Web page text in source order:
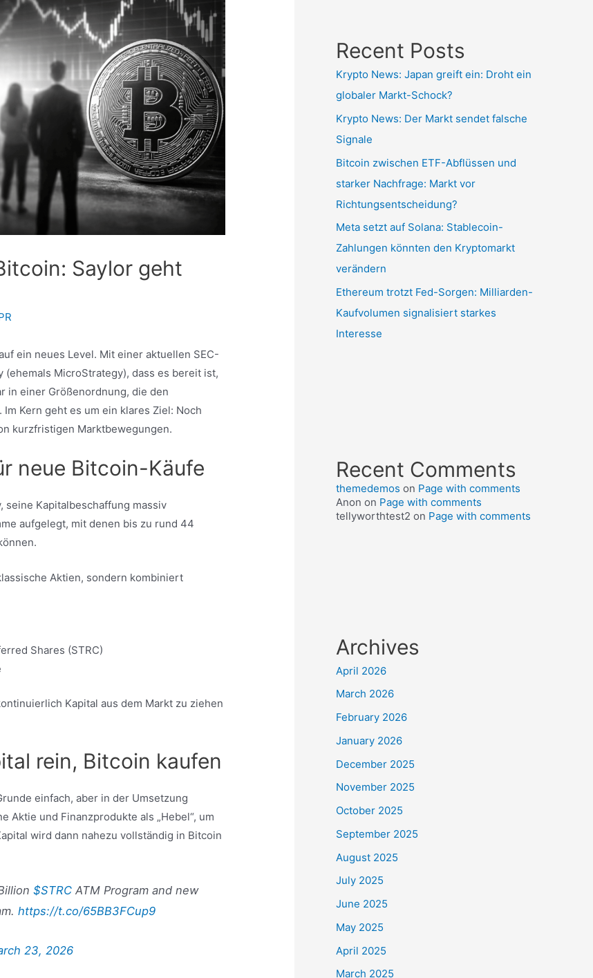
Saylor geht
ein neues Level. Mit einer aktuellen SEC-
MicroStrategy), dass es bereit ist,
in einer Größenordnung, die den
Kern geht es um ein klares Ziel: Noch
kurzfristigen Marktbewegungen.
neue Bitcoin-Käufe
seine Kapitalbeschaffung massiv
aufgelegt, mit denen bis zu rund 44
Aktien, sondern kombiniert
Shares (STRC)
Kapital aus dem Markt zu ziehen
rein, Bitcoin kaufen
einfach, aber in der Umsetzung
Aktie und Finanzprodukte als „Hebel“, um
wird dann nahezu vollständig in Bitcoin
$STRC ATM Program and new
https://t.co/65BB3FCup9
23, 2026
Recent Posts
Krypto News: Japan greift ein: Droht ein
globaler Markt-Schock?
Krypto News: Der Markt sendet falsche
Signale
Bitcoin zwischen ETF-Abflüssen und
starker Nachfrage: Markt vor
Richtungsentscheidung?
Meta setzt auf Solana: Stablecoin-
Zahlungen könnten den Kryptomarkt
verändern
Ethereum trotzt Fed-Sorgen: Milliarden-
Kaufvolumen signalisiert starkes
Interesse
Recent Comments
themedemos on Page with comments
Anon on Page with comments
tellyworthtest2 on Page with comments
Archives
April 2026
March 2026
February 2026
January 2026
December 2025
November 2025
October 2025
September 2025
August 2025
July 2025
June 2025
May 2025
April 2025
March 2025